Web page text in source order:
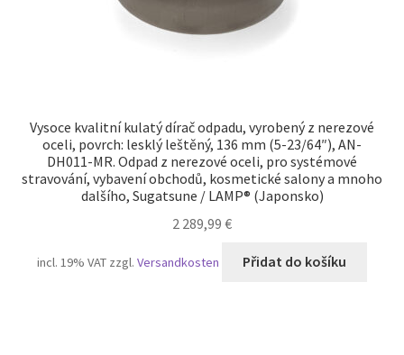
Vysoce kvalitní kulatý dírač odpadu, vyrobený z nerezové
oceli, povrch: lesklý leštěný, 136 mm (5-23/64″), AN-
DH011-MR. Odpad z nerezové oceli, pro systémové
stravování, vybavení obchodů, kosmetické salony a mnoho
dalšího, Sugatsune / LAMP® (Japonsko)
2 289,99 €
incl. 19% VAT zzgl.Versandkosten Přidat do košíku